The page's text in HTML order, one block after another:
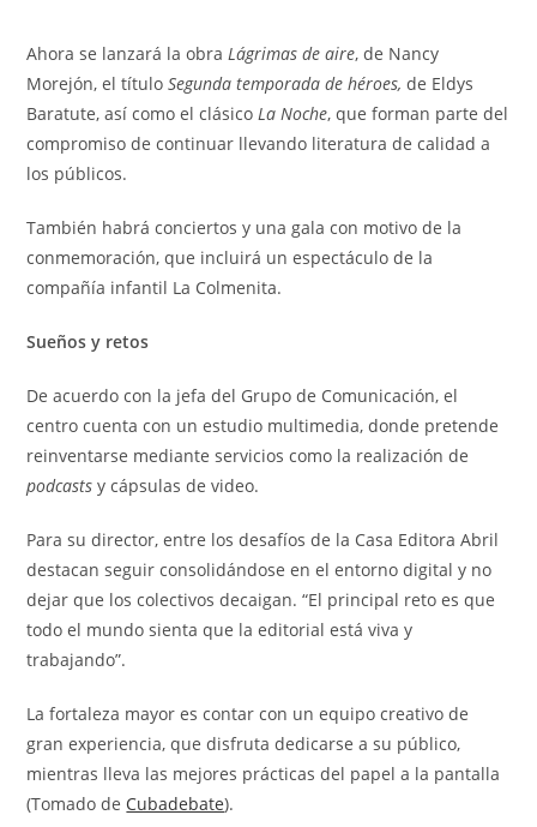
Ahora se lanzará la obraLágrimas de aire, de Nancy
Morejón, el títuloSegunda temporada de héroes, de Eldys
Baratute, así como el clásicoLa Noche, que forman parte del
compromiso de continuar llevando literatura de calidad a
los públicos.
También habrá conciertos y una gala con motivo de la
conmemoración, que incluirá un espectáculo de la
compañía infantil La Colmenita.
Sueños y retos
De acuerdo con la jefa del Grupo de Comunicación, el
centro cuenta con un estudio multimedia, donde pretende
reinventarse mediante servicios como la realización de
podcasts y cápsulas de video.
Para su director, entre los desafíos de la Casa Editora Abril
destacan seguir consolidándose en el entorno digital y no
dejar que los colectivos decaigan. “El principal reto es que
todo el mundo sienta que la editorial está viva y
trabajando”.
La fortaleza mayor es contar con un equipo creativo de
gran experiencia, que disfruta dedicarse a su público,
mientras lleva las mejores prácticas del papel a la pantalla
(Tomado de Cubadebate).